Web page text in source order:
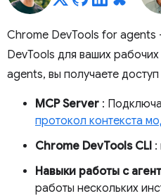
Chrome DevTools for agents
DevTools для ваших
agents, вы получаете доступ
MCP Server :
протокол контекста
Chrome DevTools CLI :
Навыки работы с
работы нескольких